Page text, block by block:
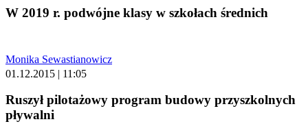
W 2019 r. podwójne klasy w szkołach średnich
Monika Sewastianowicz
01.12.2015 | 11:05
Ruszył pilotażowy program budowy przyszkolnych
pływalni